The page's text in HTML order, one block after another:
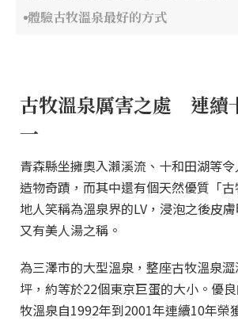
體驗古牧溫泉最好的方式
古牧溫泉厲害之處 連續
一
青森縣坐擁奧入瀨溪流、十和田湖等
造物奇蹟，而其中還有個天然優質「
地人笑稱為溫泉界的LV，浸泡之後皮
又有美人湯之稱。
為三澤市的大型溫泉，整座古牧溫泉
坪，約等於22個東京巨蛋的大小。優
牧溫泉自1992年到2001年連續10年榮